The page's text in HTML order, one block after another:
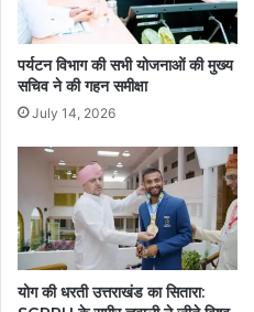
पर्यटन विभाग की सभी योजनाओं की मुख्य
सचिव ने की गहन समीक्षा
July 14, 2026
योग की धरती उत्तराखंड का सितारा: